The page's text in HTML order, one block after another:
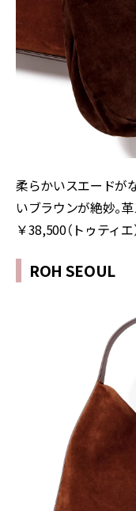
柔らかいスエードが
いブラウンが絶妙。
￥38,500（トゥティエ
ROH SEOUL